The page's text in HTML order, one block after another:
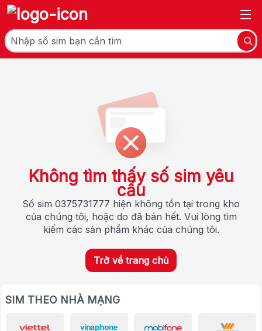
Không tìm thấy số sim yêu
cầu
Số sim 0375731777 hiện không tồn tại trong kho
của chúng tôi, hoặc do đã bán hết. Vui lòng tìm
kiếm các sản phẩm khác của chúng tôi.
Trở về trang chủ
SIM THEO NHÀ MẠNG